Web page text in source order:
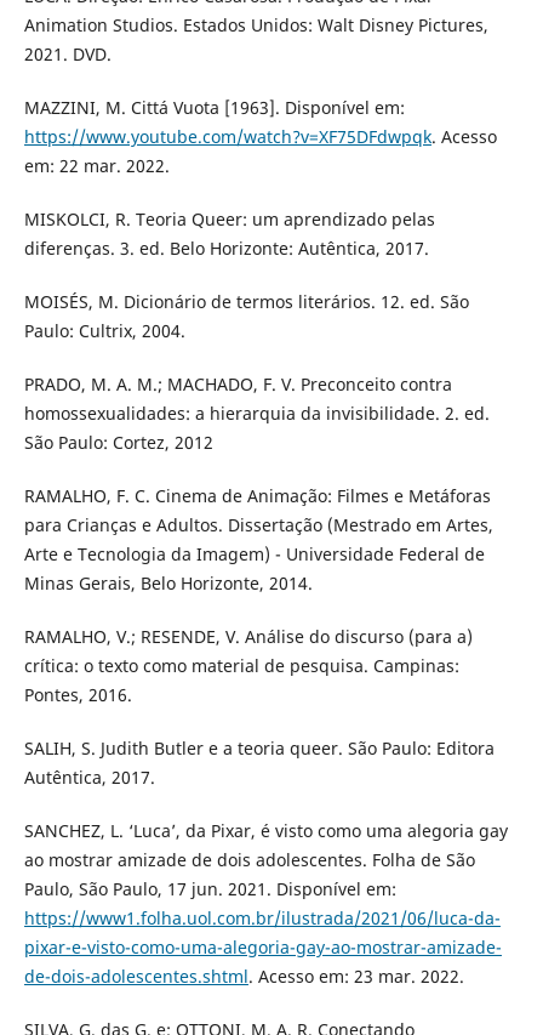
Animation Studios. Estados Unidos: Walt Disney Pictures,
2021. DVD.
MAZZINI, M. Cittá Vuota [1963]. Disponível em:
https://www.youtube.com/watch?v=XF75DFdwpqk. Acesso
em: 22 mar. 2022.
MISKOLCI, R. Teoria Queer: um aprendizado pelas
diferenças. 3. ed. Belo Horizonte: Autêntica, 2017.
MOISÉS, M. Dicionário de termos literários. 12. ed. São
Paulo: Cultrix, 2004.
PRADO, M. A. M.; MACHADO, F. V. Preconceito contra
homossexualidades: a hierarquia da invisibilidade. 2. ed.
São Paulo: Cortez, 2012
RAMALHO, F. C. Cinema de Animação: Filmes e Metáforas
para Crianças e Adultos. Dissertação (Mestrado em Artes,
Arte e Tecnologia da Imagem) - Universidade Federal de
Minas Gerais, Belo Horizonte, 2014.
RAMALHO, V.; RESENDE, V. Análise do discurso (para a)
crítica: o texto como material de pesquisa. Campinas:
Pontes, 2016.
SALIH, S. Judith Butler e a teoria queer. São Paulo: Editora
Autêntica, 2017.
SANCHEZ, L. ‘Luca’, da Pixar, é visto como uma alegoria gay
ao mostrar amizade de dois adolescentes. Folha de São
Paulo, São Paulo, 17 jun. 2021. Disponível em:
https://www1.folha.uol.com.br/ilustrada/2021/06/luca-da-
pixar-e-visto-como-uma-alegoria-gay-ao-mostrar-amizade-
de-dois-adolescentes.shtml. Acesso em: 23 mar. 2022.
SILVA, G. das G. e; OTTONI, M. A. R. Conectando